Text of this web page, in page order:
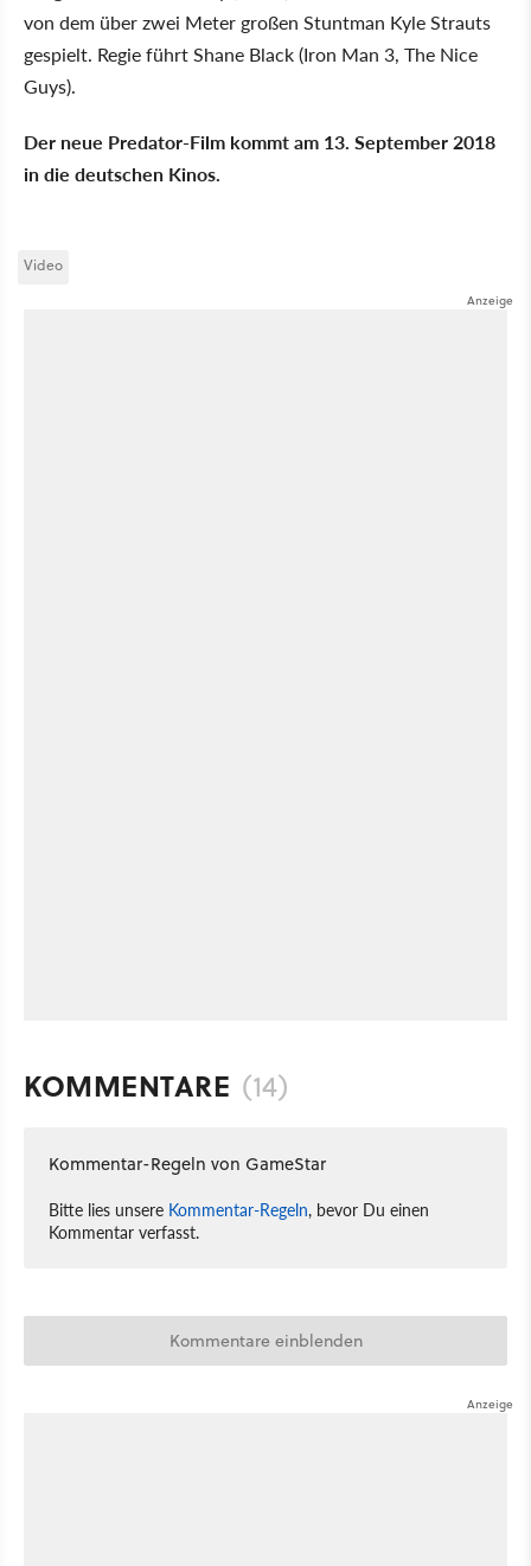
von dem über zwei Meter großen Stuntman Kyle Strauts
gespielt. Regie führt Shane Black (Iron Man 3, The Nice
Guys).
Der neue Predator-Film kommt am 13. September 2018
in die deutschen Kinos.
Video
KOMMENTARE (14)
Kommentar-Regeln von GameStar
Bitte lies unsere Kommentar-Regeln, bevor Du einen
Kommentar verfasst.
Kommentare einblenden